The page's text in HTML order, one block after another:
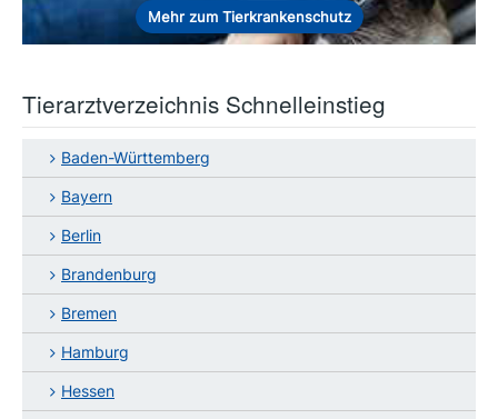
Mehr zum Tierkrankenschutz
Tierarztverzeichnis Schnelleinstieg
Baden-Württemberg
Bayern
Berlin
Brandenburg
Bremen
Hamburg
Hessen